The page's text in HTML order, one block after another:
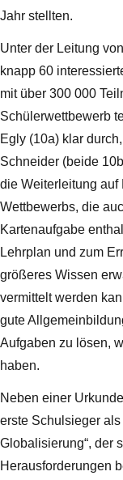
Jahr stellten.
Unter der Leitung
knapp 60
mit über 300 000
Schülerwettbewerb
Egly (10a) klar
Schneider (beide
die Weiterleitung
Wettbewerbs, die
Kartenaufgabe
Lehrplan und zum
größeres Wissen
vermittelt werden
gute
Aufgaben zu lösen,
haben.
Neben einer
erste Schulsieger
Globalisierung“, der
Herausforderungen